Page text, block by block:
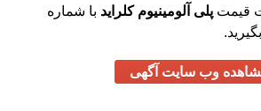
قیمت پلی آلومینیوم کلراید با شماره
وب سایت آگهی